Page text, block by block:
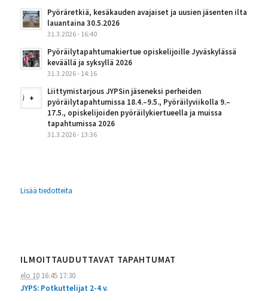
Pyöräretkiä, kesäkauden avajaiset ja uusien jäsenten ilta
lauantaina 30.5.2026
31.3.2026 - 16:40
Pyöräilytapahtumakiertue opiskelijoille Jyväskylässä
keväällä ja syksyllä 2026
31.3.2026 - 14:16
Liittymistarjous JYPSin jäseneksi perheiden
pyöräilytapahtumissa 18.4.–9.5., Pyöräilyviikolla 9.–
17.5., opiskelijoiden pyöräilykiertueella ja muissa
tapahtumissa 2026
31.3.2026 - 13:36
Lisää tiedotteita
ILMOITTAUDUTTAVAT TAPAHTUMAT
elo 1016:45 17:30
JYPS: Potkuttelijat 2-4 v.